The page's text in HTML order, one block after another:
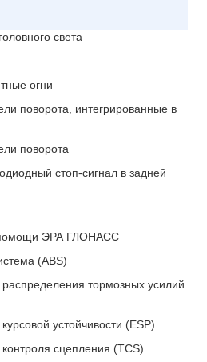
света
огни
поворота, интегрированные в
поворота
стоп-сигнал в задней
помощи ЭРА ГЛОНАСС
(ABS)
тормозных усилий
устойчивости (ESP)
сцепления (TCS)